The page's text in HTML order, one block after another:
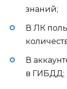
знаний;
В ЛК
В
в ГИБДД;